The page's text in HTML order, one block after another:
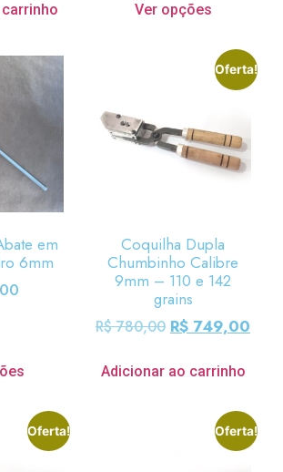
Ver opções
em
6mm
Oferta!
Coquilha Dupla
Chumbinho Calibre
9mm – 110 e 142
grains
R$780,00 R$ 749,00
Adicionar ao carrinho
Oferta! Oferta!